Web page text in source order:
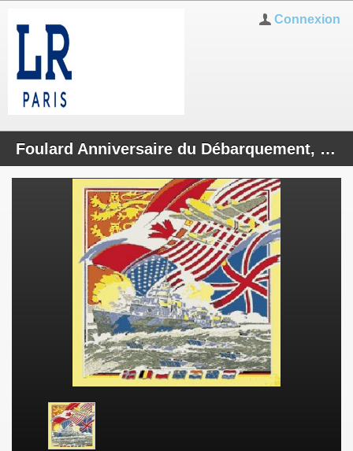
Connexion
Foulard Anniversaire du Débarquement, drapeaux des Alliés